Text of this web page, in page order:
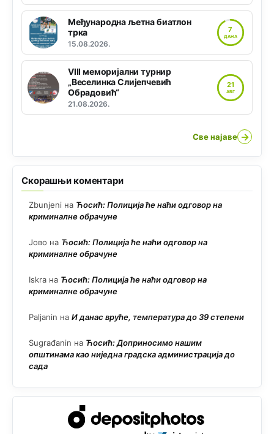
Међународна љетна биатлон
трка
15.08.2026.
7
ДАНА
VIII меморијални турнир
„Веселинка Слијепчевић
Обрадовић“
21.08.2026.
21
АВГ
Све најаве →
Скорашњи коментари
Zbunjeni на Ћосић: Полиција ће наћи одговор на
криминалне обрачуне
Јово на Ћосић: Полиција ће наћи одговор на
криминалне обрачуне
Iskra на Ћосић: Полиција ће наћи одговор на
криминалне обрачуне
Paljanin на И данас вруће, температура до 39 степени
Sugrađanin на Ћосић: Доприносимо нашим
општинама као ниједна градска администрација до
сада